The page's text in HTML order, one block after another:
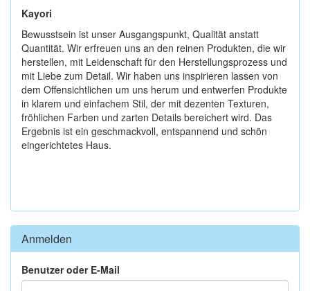
Kayori
Bewusstsein ist unser Ausgangspunkt, Qualität anstatt
Quantität. Wir erfreuen uns an den reinen Produkten, die wir
herstellen, mit Leidenschaft für den Herstellungsprozess und
mit Liebe zum Detail. Wir haben uns inspirieren lassen von
dem Offensichtlichen um uns herum und entwerfen Produkte
in klarem und einfachem Stil, der mit dezenten Texturen,
fröhlichen Farben und zarten Details bereichert wird. Das
Ergebnis ist ein geschmackvoll, entspannend und schön
eingerichtetes Haus.
Anmelden
Benutzer oder E-Mail